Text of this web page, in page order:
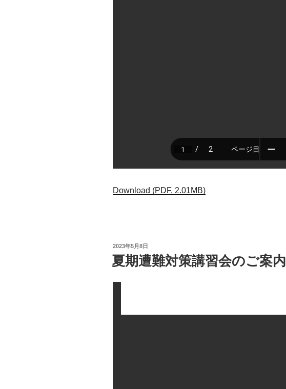
Download (PDF, 2.01MB)
投
稿
日:
2023年5月8日
夏期遭難対策講習会のご案内